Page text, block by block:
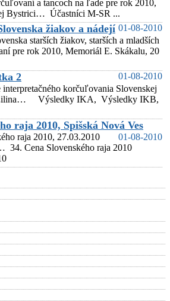
a tancoch na ľade pre rok 2010,
Bystrici… Účastníci M-SR ...
žiakov a nádejí 01-08-2010
starších žiakov, starších a mladších
pre rok 2010, Memoriál E. Skákalu, 20
2
01-08-2010
korčuľovania Slovenskej
Žilina… Výsledky IKA, Výsledky IKB,
raja 2010, Spišská Nová Ves
01-08-2010
raja 2010, 27.03.2010
34. Cena Slovenského raja 2010